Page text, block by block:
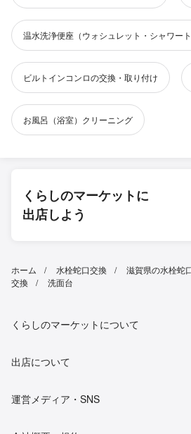
温水洗浄便座（ウォシュレット・シャワー
ビルトインコンロの交換・取り付け
お風呂（浴室）クリーニング
くらしのマーケットに
出店しよう
ホーム 水栓蛇口交換 滋賀県の水栓蛇
交換
洗面台
くらしのマーケットについて
出店について
運営メディア・SNS